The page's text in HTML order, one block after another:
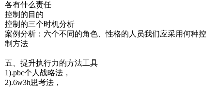
各有什么责任
控制的目的
控制的三个时机分析
案例分析：六个不同的角色、性格的人员我们应采用何种控
制方法
五、提升执行力的方法工具
1).pbc个人战略法，
2).6w3h思考法，